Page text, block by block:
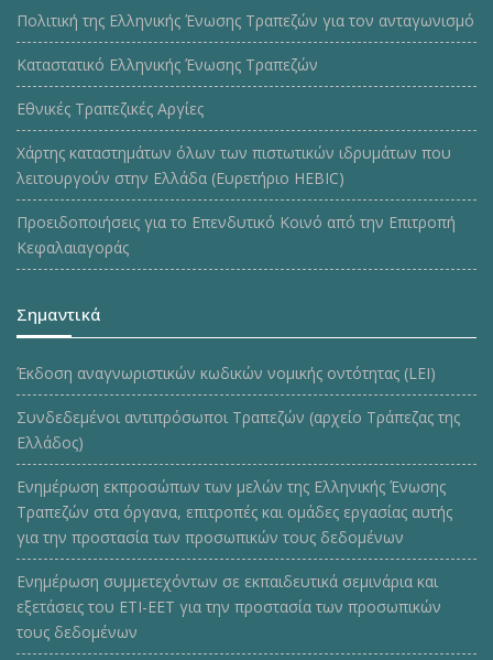
Πολιτική της Ελληνικής Ένωσης Τραπεζών για τον ανταγωνισμό
Καταστατικό Ελληνικής Ένωσης Τραπεζών
Εθνικές Τραπεζικές Αργίες
Χάρτης καταστημάτων όλων των πιστωτικών ιδρυμάτων που
λειτουργούν στην Ελλάδα (Ευρετήριο HEBIC)
Προειδοποιήσεις για το Επενδυτικό Κοινό από την Επιτροπή
Κεφαλαιαγοράς
Σημαντικά
Έκδοση αναγνωριστικών κωδικών νομικής οντότητας (LEI)
Συνδεδεμένοι αντιπρόσωποι Τραπεζών (αρχείο Τράπεζας της
Ελλάδος)
Ενημέρωση εκπροσώπων των μελών της Ελληνικής Ένωσης
Τραπεζών στα όργανα, επιτροπές και ομάδες εργασίας αυτής
για την προστασία των προσωπικών τους δεδομένων
Ενημέρωση συμμετεχόντων σε εκπαιδευτικά σεμινάρια και
εξετάσεις του ΕΤΙ-ΕΕΤ για την προστασία των προσωπικών
τους δεδομένων